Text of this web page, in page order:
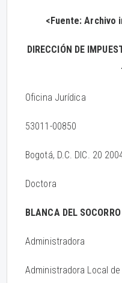
<Fuente: Archivo
DIRECCIÓN DE
Oficina Jurídica
53011-00850
Bogotá, D.C. DIC. 20
Doctora
BLANCA DEL
Administradora
Administradora Local